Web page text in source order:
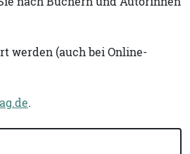
werden (auch bei Online-
.